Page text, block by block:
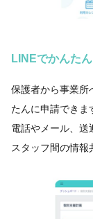
LINEでかんた
保護者から事業所
たんに申請できま
電話やメール、送
スタッフ間の情報